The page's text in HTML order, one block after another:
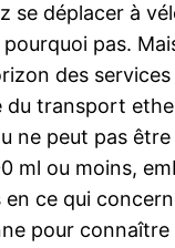
se déplacer à
pas.
des
du transport
ne peut pas
ml ou moins,
en ce qui
pour